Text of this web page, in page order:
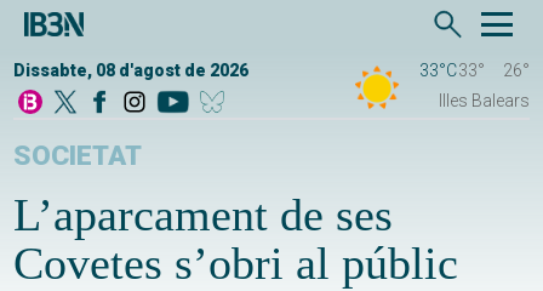
Dissabte, 08 d'agost de 2026 33°C33°
26°
Illes Balears
SOCIETAT
L’aparcament de ses
Covetes s’obri al públic